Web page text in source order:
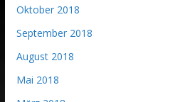
Oktober 2018
September 2018
August 2018
Mai 2018